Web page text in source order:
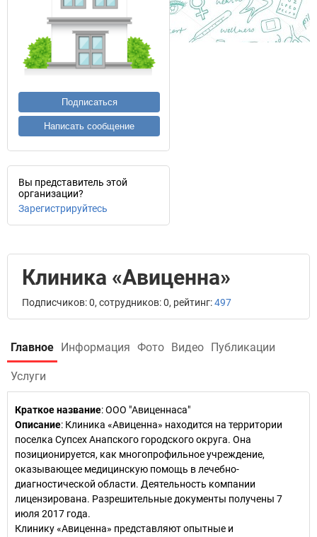
Подписаться
Написать сообщение
Вы представитель этой
организации?
Зарегистрируйтесь
Клиника «Авиценна»
Подписчиков: 0, сотрудников: 0, рейтинг:497
Главное Информация Фото Видео Публикации
Услуги
Краткое название:ООО "Авиценнаса"
Описание: Клиника «Авиценна» находится на территории
поселка Супсех Анапского городского округа. Она
позиционируется, как многопрофильное учреждение,
оказывающее медицинскую помощь в лечебно-
диагностической области. Деятельность компании
лицензирована. Разрешительные документы получены 7
июля 2017 года.
Клинику «Авиценна» представляют опытные и